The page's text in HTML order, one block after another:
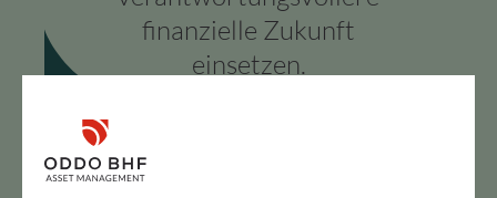
finanzielle Zukunft
einsetzen.